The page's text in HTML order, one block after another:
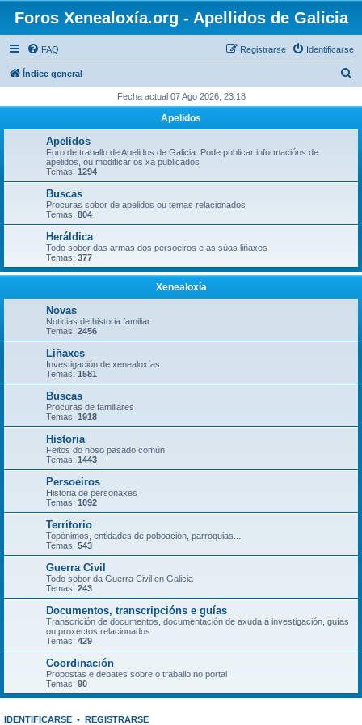
Foros Xenealoxía.org - Apellidos de Galicia
FAQ Identificarse
Registrarse
Índice general
c
Fecha actual 07 Ago 2026, 23:18
Apelidos
Apelidos
Foro de traballo de Apelidos de Galicia. Pode publicar informacións de
apelidos, ou modificar os xa publicados
Temas: 1294
Buscas
Procuras sobor de apelidos ou temas relacionados
Temas: 804
Heráldica
Todo sobor das armas dos persoeiros e as súas liñaxes
Temas: 377
Xenealoxía
Novas
Noticias de historia familiar
Temas: 2456
Liñaxes
Investigación de xenealoxías
Temas: 1581
Buscas
Procuras de familiares
Temas: 1918
Historia
Feitos do noso pasado común
Temas: 1443
Persoeiros
Historia de personaxes
Temas: 1092
Territorio
Topónimos, entidades de poboación, parroquias...
Temas: 543
Guerra Civil
Todo sobor da Guerra Civil en Galicia
Temas: 243
Documentos, transcripcións e guías
Transcrición de documentos, documentación de axuda á investigación, guías
ou proxectos relacionados
Temas: 429
Coordinación
Propostas e debates sobre o traballo no portal
Temas: 90
IDENTIFICARSE • REGISTRARSE